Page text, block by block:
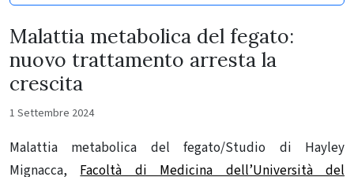
Malattia metabolica del fegato:
nuovo trattamento arresta la
crescita
1 Settembre 2024
Malattia metabolica del fegato/Studio di Hayley
Mignacca,Facoltà di Medicina dell’Università del